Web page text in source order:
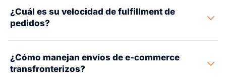
nuestras instalaciones de almacenes asociados.
incluyendo etiquetado, embolsado en polietileno,
agrupación y cumplimiento a nivel de caja según los
requisitos estrictos de Amazon. Nuestros almacenes
asociados envían directamente a los centros de
fulfillment de Amazon en tu nombre.
¿Cuál es su velocidad de fulfillment de
pedidos?
envían dentro de las 24 horas de recibidos. Apoyamos
envío el mismo día para pedidos recibidos antes del
¿Cómo manejan envíos de e-commerce
transfronterizos?